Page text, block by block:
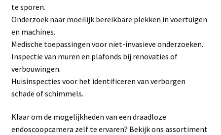
Over Ons
Overzicht
Privacybeleid
Retourbeleid
Videos
te sporen.
Onderzoek naar moeilijk bereikbare plekken in voertuigen
en machines.
Medische toepassingen voor niet-invasieve onderzoeken.
Inspectie van muren en plafonds bij renovaties of
verbouwingen.
Huisinspecties voor het identificeren van verborgen
schade of schimmels.
Klaar om de mogelijkheden van een draadloze
endoscoopcamera zelf te ervaren? Bekijk ons assortiment